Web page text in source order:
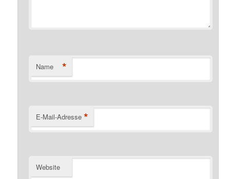
Name *
E-Mail-Adresse *
Website